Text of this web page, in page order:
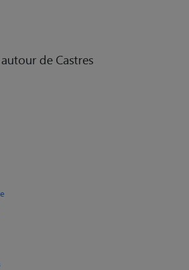
de Castres